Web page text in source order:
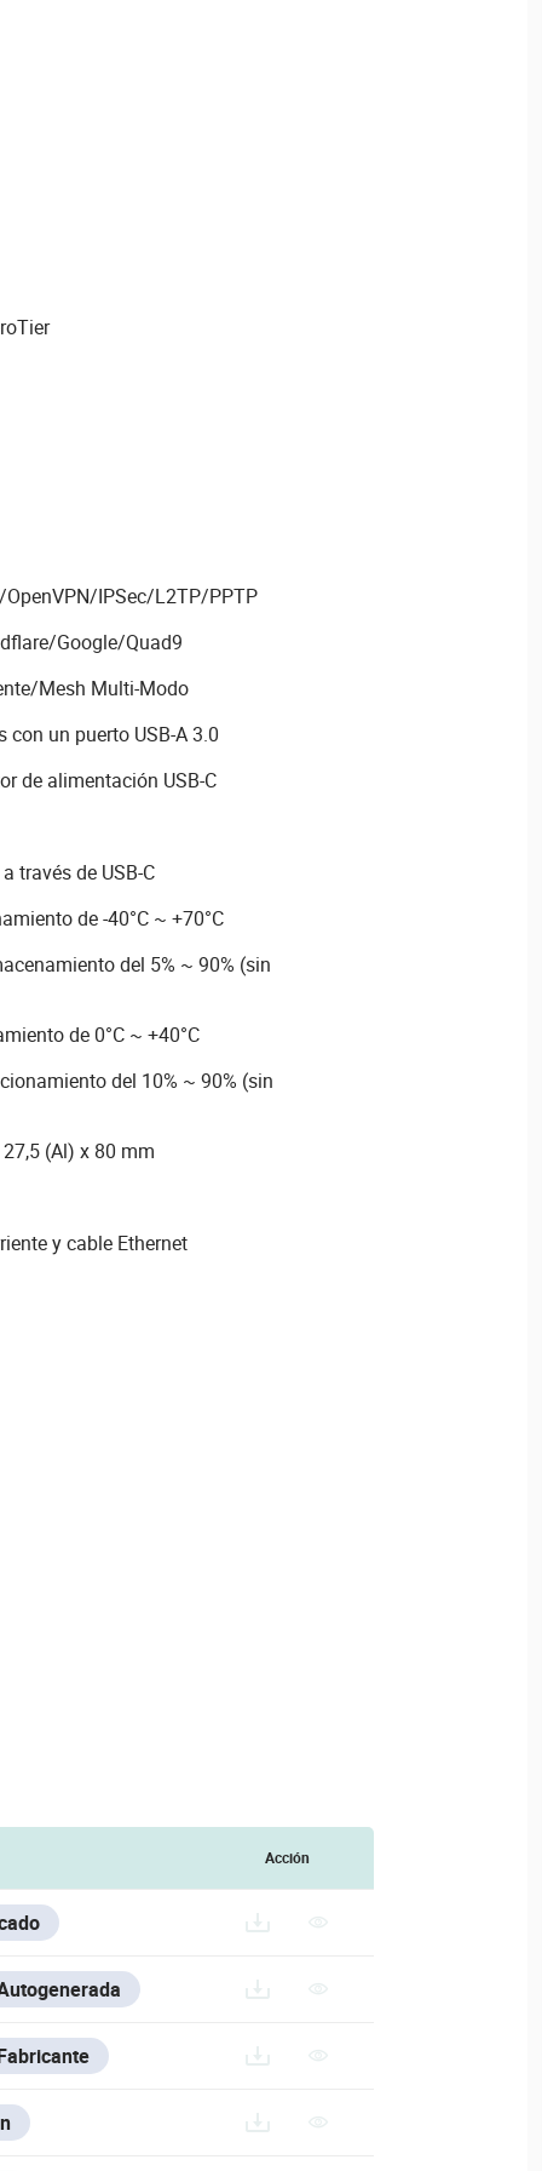
IPSec/L2TP/PPTP
Google/Quad9
Mesh Multi-Modo
un puerto USB-A 3.0
de alimentación USB-C
través de USB-C
de -40°C ~ +70°C
del 5% ~ 90% (sin
de 0°C ~ +40°C
del 10% ~ 90% (sin
(Al) x 80 mm
y cable Ethernet
Acción